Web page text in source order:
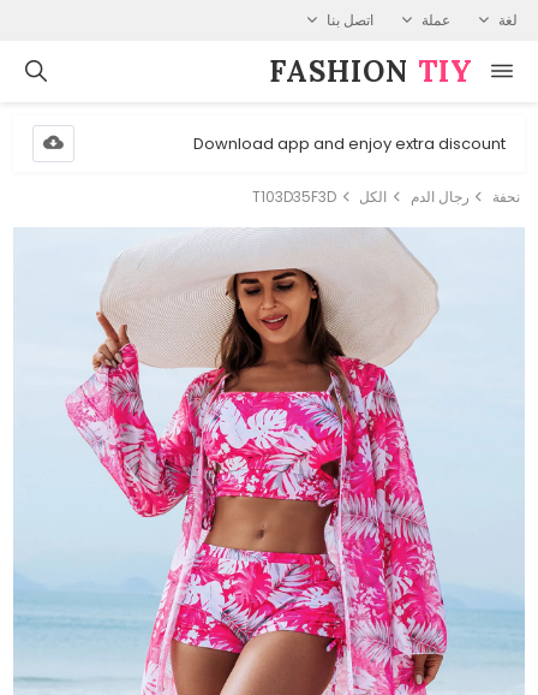
لغة عملة اتصل بنا
FASHION⁠ TIY
Download app and enjoy extra discount
نحفة رجال الدم الكل T103D35F3D